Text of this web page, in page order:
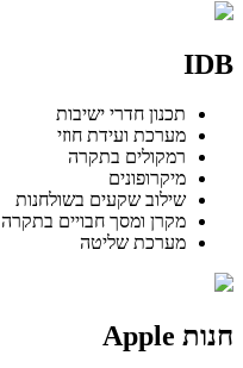
IDB
תכנון חדרי ישיבות
מערכת ועידת חוזי
רמקולים בתקרה
מיקרופונים
שילוב שקעים בשולחנות
מקרן ומסך חבויים בתקרה
מערכת שליטה
חנות Apple